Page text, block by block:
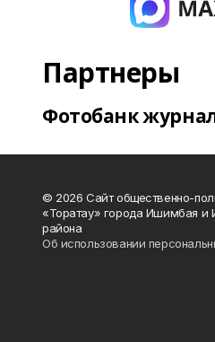
Партнеры
Фотобанк
© 2026 Сайт общественно-
«Торатау» города Ишимбая и
района
Об использовании